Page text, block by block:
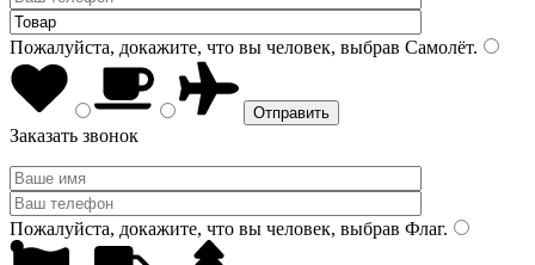
Пожалуйста, докажите, что вы человек, выбрав Самолёт.
Заказать звонок
Пожалуйста, докажите, что вы человек, выбрав Флаг.